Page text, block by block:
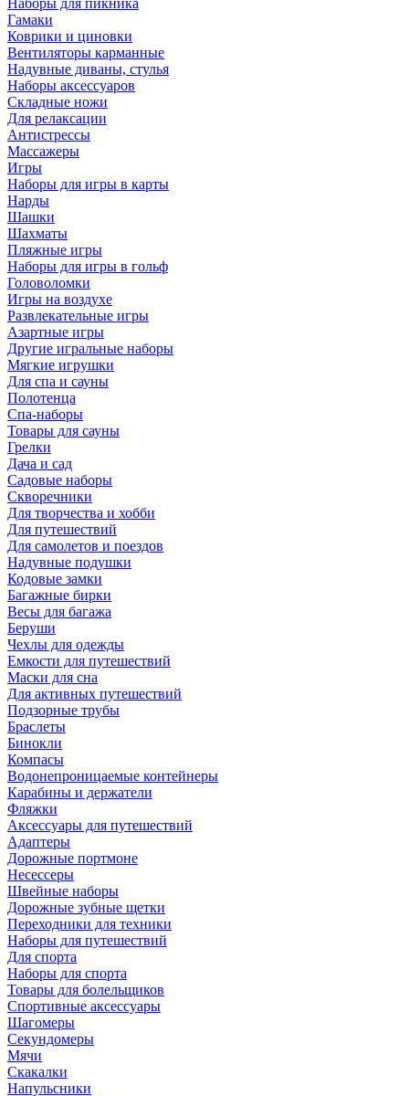
Наборы для пикника
Гамаки
Коврики и циновки
Вентиляторы карманные
Надувные диваны, стулья
Наборы аксессуаров
Складные ножи
Для релаксации
Антистрессы
Массажеры
Игры
Наборы для игры в карты
Нарды
Шашки
Шахматы
Пляжные игры
Наборы для игры в гольф
Головоломки
Игры на воздухе
Развлекательные игры
Азартные игры
Другие игральные наборы
Мягкие игрушки
Для спа и сауны
Полотенца
Спа-наборы
Товары для сауны
Грелки
Дача и сад
Садовые наборы
Скворечники
Для творчества и хобби
Для путешествий
Для самолетов и поездов
Надувные подушки
Кодовые замки
Багажные бирки
Весы для багажа
Беруши
Чехлы для одежды
Емкости для путешествий
Маски для сна
Для активных путешествий
Подзорные трубы
Браслеты
Бинокли
Компасы
Водонепроницаемые контейнеры
Карабины и держатели
Фляжки
Аксессуары для путешествий
Адаптеры
Дорожные портмоне
Несессеры
Швейные наборы
Дорожные зубные щетки
Переходники для техники
Наборы для путешествий
Для спорта
Наборы для спорта
Товары для болельщиков
Спортивные аксессуары
Шагомеры
Секундомеры
Мячи
Скакалки
Напульсники